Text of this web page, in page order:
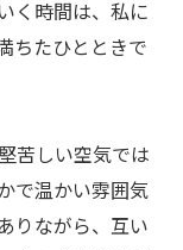
く時間は、私に
ちたひとときで
苦しい空気では
で温かい雰囲気
りながら、互い